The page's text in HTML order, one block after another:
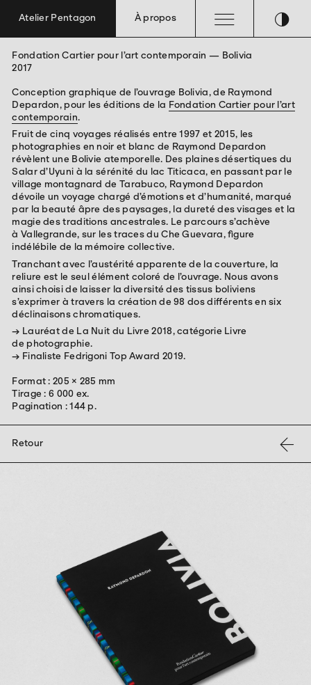
Atelier Pentagon À propos ≡ ◑
Édition Exposition Graphisme
Fondation Cartier pour l’art contemporain — Bolivia
2017
Conception graphique de l’ouvrage Bolivia, de Raymond
Depardon, pour les éditions de la Fondation Cartier pour l’art
contemporain.
Fruit de cinq voyages réalisés entre 1997 et 2015, les
photographies en noir et blanc de Raymond Depardon
révèlent une Bolivie atemporelle. Des plaines désertiques du
Salar d’Uyuni à la sérénité du lac Titicaca, en passant par le
village montagnard de Tarabuco, Raymond Depardon
dévoile un voyage chargé d’émotions et d’humanité, marqué
par la beauté âpre des paysages, la dureté des visages et la
magie des traditions ancestrales. Le parcours s’achève
à Vallegrande, sur les traces du Che Guevara, figure
indélébile de la mémoire collective.
Tranchant avec l’austérité apparente de la couverture, la
reliure est le seul élément coloré de l’ouvrage. Nous avons
ainsi choisi de laisser la diversité des tissus boliviens
s’exprimer à travers la création de 98 dos différents en six
déclinaisons chromatiques.
→ Lauréat de La Nuit du Livre 2018, catégorie Livre
de photographie.
→ Finaliste Fedrigoni Top Award 2019.
Format : 205 × 285 mm
Tirage : 6 000 ex.
Pagination : 144 p.
Retour ←